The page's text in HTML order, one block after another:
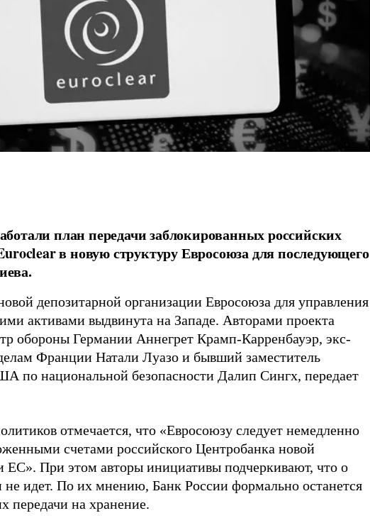
план передачи заблокированных российских
в новую структуру Евросоюза для последующего
депозитарной организации Евросоюза для управления
активами выдвинута на Западе. Авторами проекта
обороны Германии Аннегрет Крамп-Карренбауэр, экс-
Франции Натали Луазо и бывший заместитель
по национальной безопасности Далип Сингх, передает
отмечается, что «Евросоюзу следует немедленно
счетами российского Центробанка новой
ЕС». При этом авторы инициативы подчеркивают, что о
не идет. По их мнению, Банк России формально останется
передачи на хранение.